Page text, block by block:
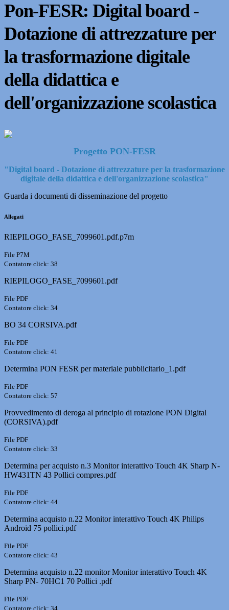
Pon-FESR: Digital board -
Dotazione di attrezzature per
la trasformazione digitale
della didattica e
dell'organizzazione scolastica
Progetto PON-FESR
"Digital board - Dotazione di attrezzature per la trasformazione
digitale della didattica e dell'organizzazione scolastica"
Guarda i documenti di disseminazione del progetto
Allegati
RIEPILOGO_FASE_7099601.pdf.p7m
File P7M
Contatore click: 38
RIEPILOGO_FASE_7099601.pdf
File PDF
Contatore click: 34
BO 34 CORSIVA.pdf
File PDF
Contatore click: 41
Determina PON FESR per materiale pubblicitario_1.pdf
File PDF
Contatore click: 57
Provvedimento di deroga al principio di rotazione PON Digital
(CORSIVA).pdf
File PDF
Contatore click: 33
Determina per acquisto n.3 Monitor interattivo Touch 4K Sharp N-
HW431TN 43 Pollici compres.pdf
File PDF
Contatore click: 44
Determina acquisto n.22 Monitor interattivo Touch 4K Philips
Android 75 pollici.pdf
File PDF
Contatore click: 43
Determina acquisto n.22 monitor Monitor interattivo Touch 4K
Sharp PN- 70HC1 70 Pollici .pdf
File PDF
Contatore click: 34